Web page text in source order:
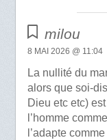
milou
8 MAI 2026 @ 11:04
La nullité du
alors que soi-
Dieu etc etc)
l’homme
l’adapte